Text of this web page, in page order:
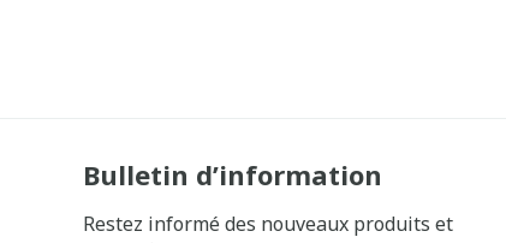
Bulletin d’information
Restez informé des nouveaux produits et